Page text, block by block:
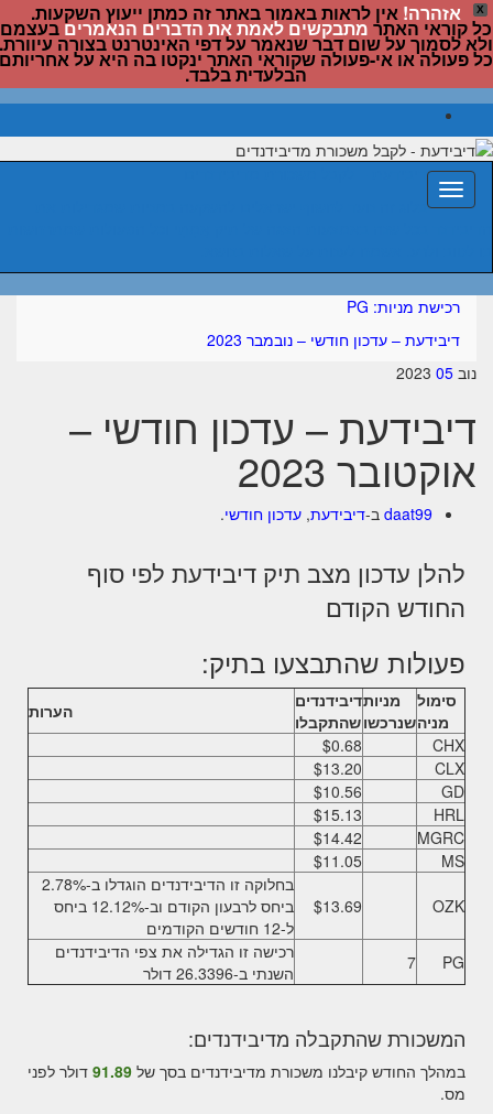
X אזהרה!אין לראות באמור באתר זה כמתן ייעוץ השקעות.
כל קוראי האתר מתבקשים לאמת את הדברים הנאמריםבעצמם
לסמוך על שום דבר שנאמר על דפי האינטרנט בצורה עיוורת.
פעולה או אי-פעולה שקוראי האתר ינקטו בה היא על אחריותם
הבלעדית בלבד.
החלף
ניווט
דיבידעת – לקבל משכורת מדיבידנדים
בלוג זה נועד לחשוף ישראלים להשקעה במניות שמגדילות את
רכישת מניות: PG
דיבידעת – עדכון חודשי – נובמבר 2023
נוב 05
2023
דיבידעת – עדכון חודשי –
אוקטובר 2023
daat99ב-דיבידעת, עדכון חודשי.
להלן עדכון מצב תיק דיבידעת לפי סוף
החודש הקודם
פעולות שהתבצעו בתיק:
סימול
מניה
מניות
שנרכשו
דיבידנדים
שהתקבלו
הערות
CHX
$0.68
CLX
$13.20
GD
$10.56
HRL
$15.13
MGRC
$14.42
MS
$11.05
OZK
$13.69
בחלוקה זו הדיבידנדים הוגדלו ב-2.78%
ביחס לרבעון הקודם וב-12.12% ביחס
ל-12 חודשים הקודמים
PG
7
רכישה זו הגדילה את צפי הדיבידנדים
השנתי ב-26.3396 דולר
המשכורת שהתקבלה מדיבידנדים:
במהלך החודש קיבלנו משכורת מדיבידנדים בסך של 91.89 דולר לפני
מס.